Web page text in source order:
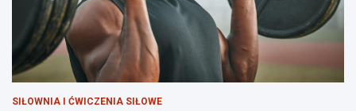
SIŁOWNIA I ĆWICZENIA SIŁOWE